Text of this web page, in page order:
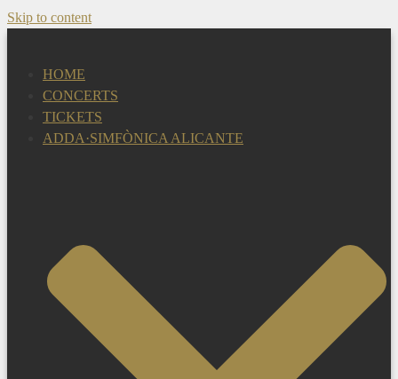
Skip to content
HOME
CONCERTS
TICKETS
ADDA·SIMFÒNICA ALICANTE